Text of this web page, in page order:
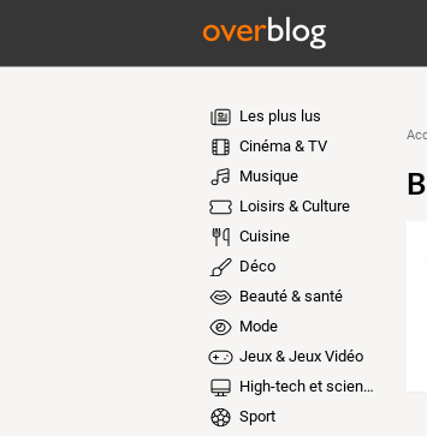
Les plus lus
Cinéma & TV
Musique
Loisirs & Culture
Cuisine
Déco
Beauté & santé
Mode
Jeux & Jeux Vidéo
High-tech et sciences
Sport